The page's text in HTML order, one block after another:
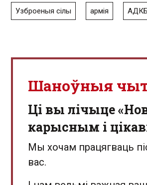
Узброеныя сілы армія АДКБ
Шаноўныя
Ці вы лічыце
карысным і
Мы хочам працягваць
вас.